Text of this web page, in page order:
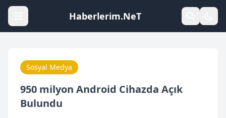
Haberlerim.NeT
Sosyal Medya
950 milyon Android Cihazda Açık
Bulundu